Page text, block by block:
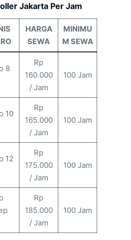
Jakarta Per Jam
HARGA
SEWA
MINIMU
M SEWA
8
Rp
160.000
/ Jam
100 Jam
10
Rp
165.000
/ Jam
100 Jam
12
Rp
175.000
/ Jam
100 Jam
Rp
185.000
/ Jam
100 Jam